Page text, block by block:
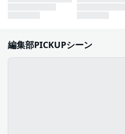
編集部PICKUPシーン